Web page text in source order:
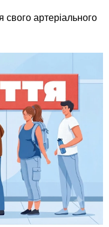
свого артеріального